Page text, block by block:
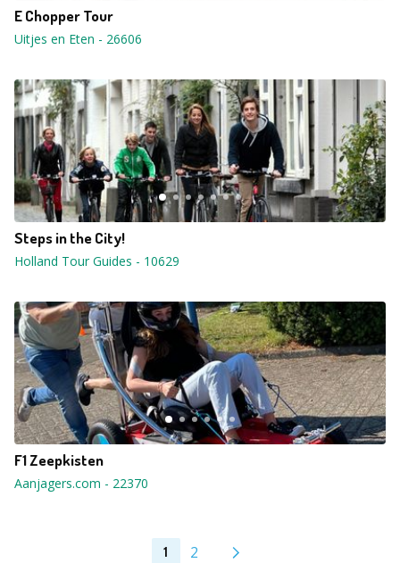
E Chopper Tour
Uitjes en Eten - 26606
Steps in the City!
Holland Tour Guides - 10629
F1 Zeepkisten
Aanjagers.com - 22370
1 2